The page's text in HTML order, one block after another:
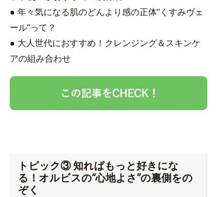
● 年々気になる肌のどんより感の正体“くすみヴェ
ール”って？
● 大人世代におすすめ！クレンジング＆スキンケ
アの組み合わせ
トピック③ 知ればもっと好きにな
る！オルビスの“心地よさ”の裏側をの
ぞく